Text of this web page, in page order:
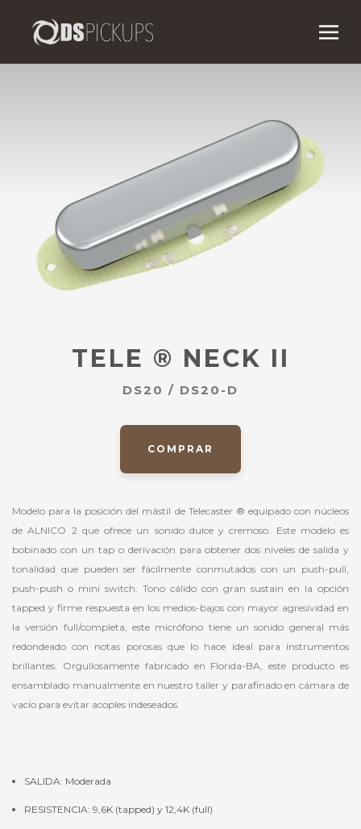
TELE ® NECK II
DS20 / DS20-D
COMPRAR
Modelo para la posición del mástil de Telecaster ® equipado con núcleos
de ALNICO 2 que ofrece un sonido dulce y cremoso. Este modelo es
bobinado con un tap o derivación para obtener dos niveles de salida y
tonalidad que pueden ser fácilmente conmutados con un push-pull,
push-push o mini switch. Tono cálido con gran sustain en la opción
tapped y firme respuesta en los medios-bajos con mayor agresividad en
la versión full/completa, este micrófono tiene un sonido general más
redondeado con notas porosas que lo hace ideal para instrumentos
brillantes. Orgullosamente fabricado en Florida-BA, este producto es
ensamblado manualmente en nuestro taller y parafinado en cámara de
vacío para evitar acoples indeseados.
SALIDA: Moderada
RESISTENCIA: 9,6K (tapped) y 12,4K (full)